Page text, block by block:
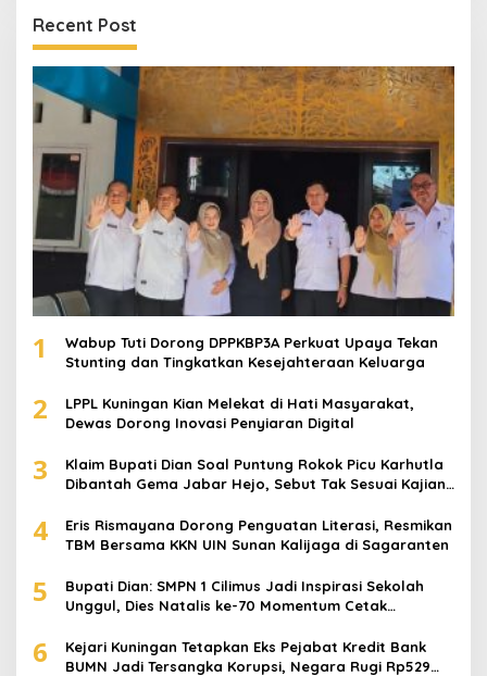
Recent Post
1
Wabup Tuti Dorong DPPKBP3A Perkuat Upaya Tekan
Stunting dan Tingkatkan Kesejahteraan Keluarga
2
LPPL Kuningan Kian Melekat di Hati Masyarakat,
Dewas Dorong Inovasi Penyiaran Digital
3
Klaim Bupati Dian Soal Puntung Rokok Picu Karhutla
Dibantah Gema Jabar Hejo, Sebut Tak Sesuai Kajian
4
Eris Rismayana Dorong Penguatan Literasi, Resmikan
TBM Bersama KKN UIN Sunan Kalijaga di Sagaranten
5
Bupati Dian: SMPN 1 Cilimus Jadi Inspirasi Sekolah
Unggul, Dies Natalis ke-70 Momentum Cetak
6
Kejari Kuningan Tetapkan Eks Pejabat Kredit Bank
BUMN Jadi Tersangka Korupsi, Negara Rugi Rp529